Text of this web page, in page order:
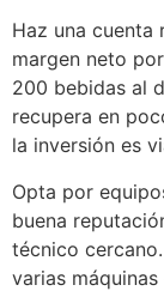
Haz una cuenta
margen neto
200 bebidas al
recupera en
la inversión es
Opta por
buena
técnico
varias